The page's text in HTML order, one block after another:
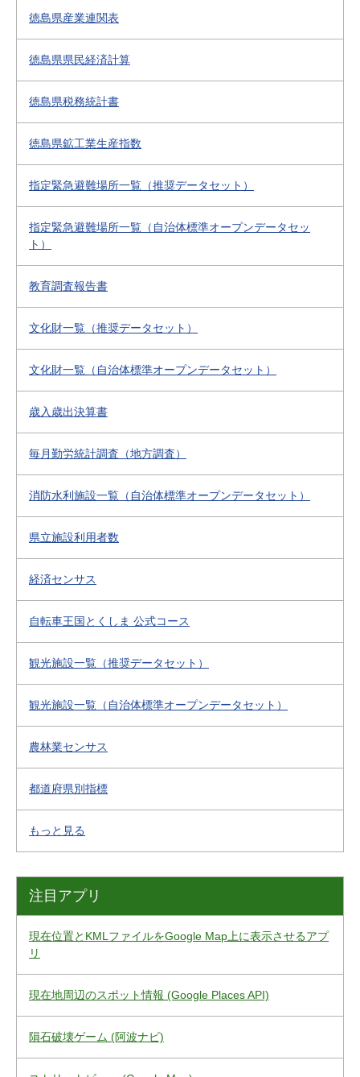
徳島県産業連関表
徳島県県民経済計算
徳島県税務統計書
徳島県鉱工業生産指数
指定緊急避難場所一覧（推奨データセット）
指定緊急避難場所一覧（自治体標準オープンデータセッ
ト）
教育調査報告書
文化財一覧（推奨データセット）
文化財一覧（自治体標準オープンデータセット）
歳入歳出決算書
毎月勤労統計調査（地方調査）
消防水利施設一覧（自治体標準オープンデータセット）
県立施設利用者数
経済センサス
自転車王国とくしま 公式コース
観光施設一覧（推奨データセット）
観光施設一覧（自治体標準オープンデータセット）
農林業センサス
都道府県別指標
もっと見る
注目アプリ
現在位置とKMLファイルをGoogle Map上に表示させるアプ
リ
現在地周辺のスポット情報 (Google Places API)
隕石破壊ゲーム (阿波ナビ)